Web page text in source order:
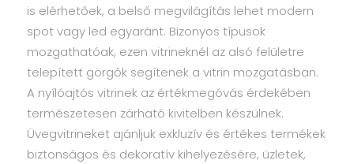
is elérhetőek, a belső megvilágítás lehet modern
spot vagy led egyaránt. Bizonyos típusok
mozgathatóak, ezen vitrineknél az alsó felületre
telepített görgők segítenek a vitrin mozgatásban.
A nyílóajtós vitrinek az értékmegóvás érdekében
természetesen zárható kivitelben készülnek.
Üvegvitrineket ajánljuk exkluzív és értékes termékek
biztonságos és dekoratív kihelyezésére, üzletek,